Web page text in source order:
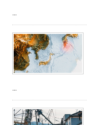
...
...